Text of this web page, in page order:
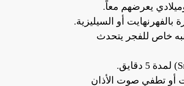
يعرضهم معاً.
أو السيليزية.
خاص للفجر يتحدث
أو تطفي صوت الأذان